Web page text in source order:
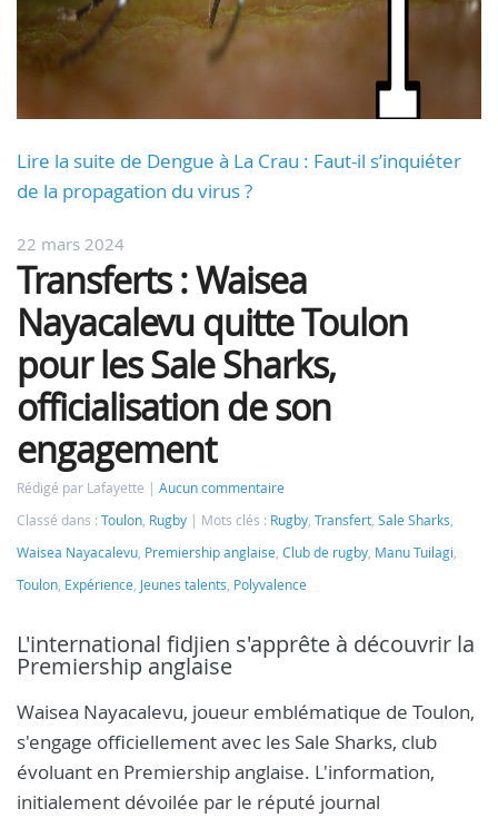
Lire la suite de Dengue à La Crau : Faut-il s’inquiéter
de la propagation du virus ?
22 mars 2024
Transferts : Waisea
Nayacalevu quitte Toulon
pour les Sale Sharks,
officialisation de son
engagement
Rédigé par Lafayette
Aucun commentaire
Classé dans : Toulon, Rugby Mots clés : Rugby, Transfert, Sale Sharks,
Waisea Nayacalevu, Premiership anglaise, Club de rugby, Manu Tuilagi,
Toulon, Expérience, Jeunes talents, Polyvalence
L'international fidjien s'apprête à découvrir la
Premiership anglaise
Waisea Nayacalevu, joueur emblématique de Toulon,
s'engage officiellement avec les Sale Sharks, club
évoluant en Premiership anglaise. L'information,
initialement dévoilée par le réputé journal